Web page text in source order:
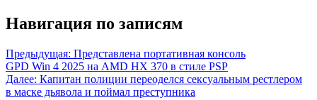
Навигация по записям
Предыдущая: Представлена портативная консоль
GPD Win 4 2025 на AMD HX 370 в стиле PSP
Далее: Капитан полиции переоделся сексуальным рестлером
в маске дьявола и поймал преступника